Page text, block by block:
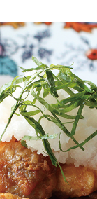
レビュー